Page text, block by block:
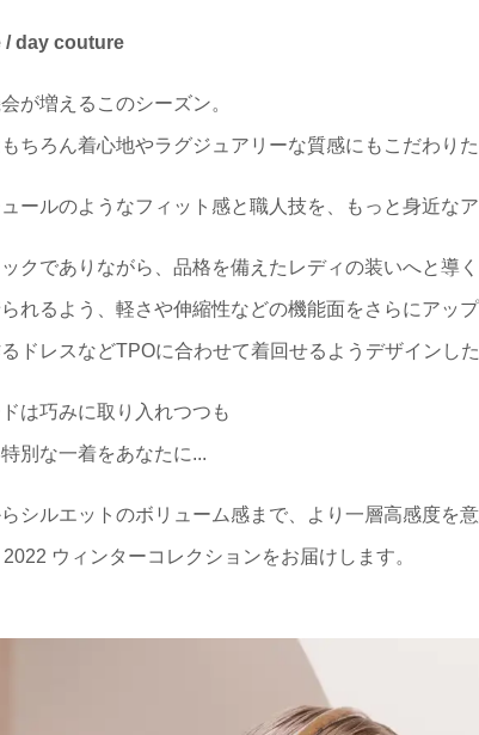
/ day couture
が増えるこのシーズン。
ちろん着心地やラグジュアリーな質感にもこだわりた
ールのようなフィット感と職人技を、もっと身近なア
ックでありながら、品格を備えたレディの装いへと導
れるよう、軽さや伸縮性などの機能面をさらにアッ
ドレスなどTPOに合わせて着回せるようデザインし
は巧みに取り入れつつも
別な一着をあなたに...
シルエットのボリューム感まで、より一層高感度を
ウィンターコレクションをお届けします。